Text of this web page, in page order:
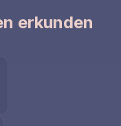
erkunden